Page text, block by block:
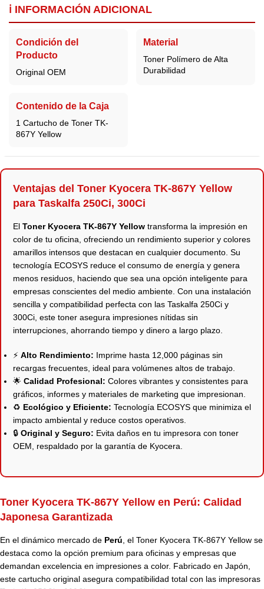
ℹ️ INFORMACIÓN ADICIONAL
Condición del
Producto
Original OEM
Material
Toner Polímero de Alta
Durabilidad
Contenido de la Caja
1 Cartucho de Toner TK-
867Y Yellow
Ventajas del Toner Kyocera TK-867Y Yellow
para Taskalfa 250Ci, 300Ci
El Toner Kyocera TK-867Y Yellow transforma la impresión en
color de tu oficina, ofreciendo un rendimiento superior y colores
amarillos intensos que destacan en cualquier documento. Su
tecnología ECOSYS reduce el consumo de energía y genera
menos residuos, haciendo que sea una opción inteligente para
empresas conscientes del medio ambiente. Con una instalación
sencilla y compatibilidad perfecta con las Taskalfa 250Ci y
300Ci, este toner asegura impresiones nítidas sin
interrupciones, ahorrando tiempo y dinero a largo plazo.
⚡ Alto Rendimiento: Imprime hasta 12,000 páginas sin
recargas frecuentes, ideal para volúmenes altos de trabajo.
🌟 Calidad Profesional: Colores vibrantes y consistentes para
gráficos, informes y materiales de marketing que impresionan.
♻️ Ecológico y Eficiente: Tecnología ECOSYS que minimiza el
impacto ambiental y reduce costos operativos.
🔒 Original y Seguro: Evita daños en tu impresora con toner
OEM, respaldado por la garantía de Kyocera.
Toner Kyocera TK-867Y Yellow en Perú: Calidad
Japonesa Garantizada
En el dinámico mercado de Perú , el Toner Kyocera TK-867Y Yellow se
destaca como la opción premium para oficinas y empresas que
demandan excelencia en impresiones a color. Fabricado en Japón,
este cartucho original asegura compatibilidad total con las impresoras